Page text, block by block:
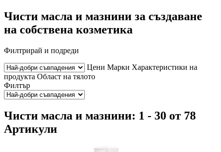
Чисти масла и мазнини за създаване
на собствена козметика
Филтрирай и подреди
Цени Марки Характеристики на
продукта Област на тялото
Филтър
Чисти масла и мазнини: 1 - 30 от 78
Артикули